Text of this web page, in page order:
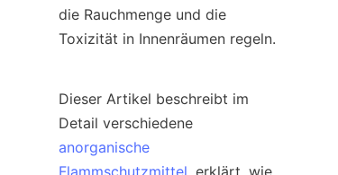
die Rauchmenge und die
Toxizität in Innenräumen regeln.
Dieser Artikel beschreibt im
anorganische
Flammschutzmittel, erklärt, wie